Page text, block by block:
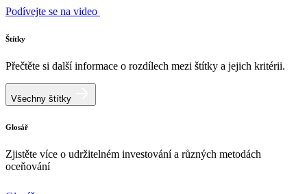
Podívejte se na video
Štítky
Přečtěte si další informace o rozdílech mezi štítky a jejich kritérii.
Všechny štítky
Glosář
Zjistěte více o udržitelném investování a různých metodách
oceňování